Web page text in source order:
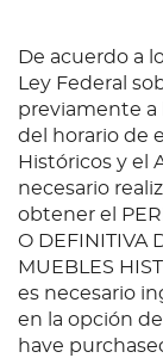
De acuerdo a
Ley Federal
previamente a
del horario de
Históricos y el
necesario
obtener el
O DEFINITIVA
MUEBLES
es necesario
en la opción
have